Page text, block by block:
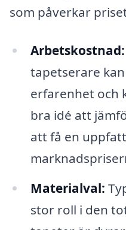
som påverkar
Arbetskostnad:
tapetserare
erfarenhet och
bra idé att
att få en
Materialval:
stor roll i den